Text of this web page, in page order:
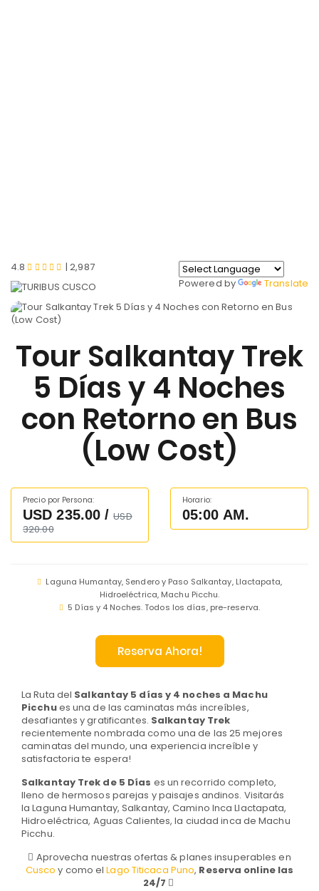
4.8
| 2,987
Powered by
Translate
Tour Salkantay Trek
5 Días y 4 Noches
con Retorno en Bus
(Low Cost)
Precio por Persona:
USD 235.00 /USD
320.00
Horario:
05:00 AM.
Laguna Humantay, Sendero y Paso Salkantay, Llactapata,
Hidroeléctrica, Machu Picchu.
5 Días y 4 Noches. Todos los días, pre-reserva.
Reserva Ahora!
La Ruta del Salkantay 5 días y 4 noches a Machu
Picchues una de las caminatas más increíbles,
desafiantes y gratificantes. Salkantay Trek
recientemente nombrada como una de las 25 mejores
caminatas del mundo, una experiencia increíble y
satisfactoria te espera!
Salkantay Trek de 5 Días es un recorrido completo,
lleno de hermosos parejas y paisajes andinos. Visitarás
la Laguna Humantay, Salkantay, Camino Inca Llactapata,
Hidroeléctrica, Aguas Calientes, la ciudad inca de Machu
Picchu.
Aprovecha nuestras ofertas & planes insuperables en
Cuscoy como elLago Titicaca Puno, Reserva online las
24/7